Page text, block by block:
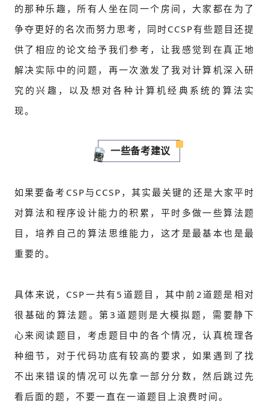
的那种乐趣，所有人坐在同一个房间，大家都在为了
争夺更好的名次而努力思考，同时CCSP有些题目还提
供了相应的论文给予我们参考，让我感觉到在真正地
解决实际中的问题，再一次激发了我对计算机深入研
究的兴趣，以及想对各种计算机经典系统的算法实
现。
一些备考建议
如果要备考CSP与CCSP，其实最关键的还是大家平时
对算法和程序设计能力的积累，平时多做一些算法题
目，培养自己的算法思维能力，这才是最基本也是最
重要的。
具体来说，CSP一共有5道题目，其中前2道题是相对
很基础的算法题。第3道题则是大模拟题，需要静下
心来阅读题目，考虑题目中的各个情况，认真梳理各
种细节，对于代码功底有较高的要求，如果遇到了找
不出来错误的情况可以先拿一部分分数，然后跳过先
看后面的题，不要一直在一道题目上浪费时间。